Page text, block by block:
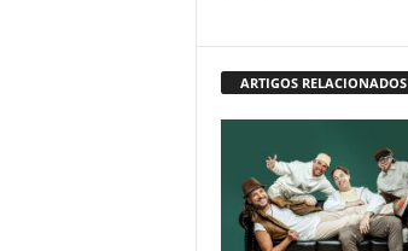
ARTIGOS RELACIONADOS